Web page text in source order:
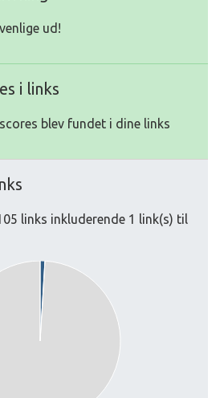
ud!
i links
blev fundet i dine links
links inkluderende 1 link(s) til